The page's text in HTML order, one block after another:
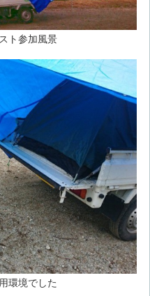
ト参加風景
環境でした